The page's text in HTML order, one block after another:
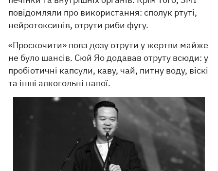
повідомляли про використання: сполук ртуті,
нейротоксинів, отрути риби фугу.
«Проскочити» повз дозу отрути у жертви майже
не було шансів. Сюй Яо додавав отруту всюди: у
пробіотичні капсули, каву, чай, питну воду, віскі
та інші алкогольні напої.